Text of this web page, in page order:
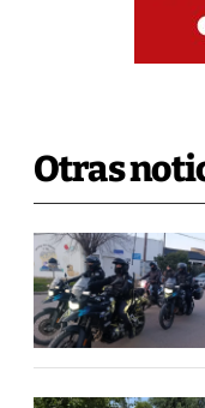
Otras